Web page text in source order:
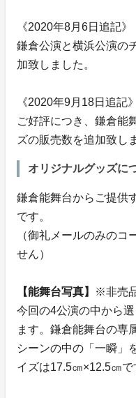
《2020年8月6日追記》
鎌倉公演と横浜公演の
加致しました。
《2020年9月18日追記》
ご好評につき、鎌倉能
ズの販売数を追加致し
オリジナルグッズに
鎌倉能舞台からご提供
です。
（御礼メールのみのコ
せん）
【能舞台写真】
※非売
今回の4公演の中から
ます。鎌倉能舞台の専
シーンの中の「一瞬」
イズは17.5㎝×12.5㎝で